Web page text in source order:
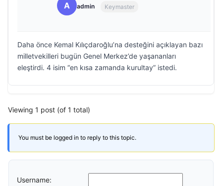
A admin Keymaster
Daha önce Kemal Kılıçdaroğlu’na desteğini açıklayan bazı
milletvekilleri bugün Genel Merkez’de yaşananları
eleştirdi. 4 isim “en kısa zamanda kurultay” istedi.
Viewing 1 post (of 1 total)
You must be logged in to reply to this topic.
Username: